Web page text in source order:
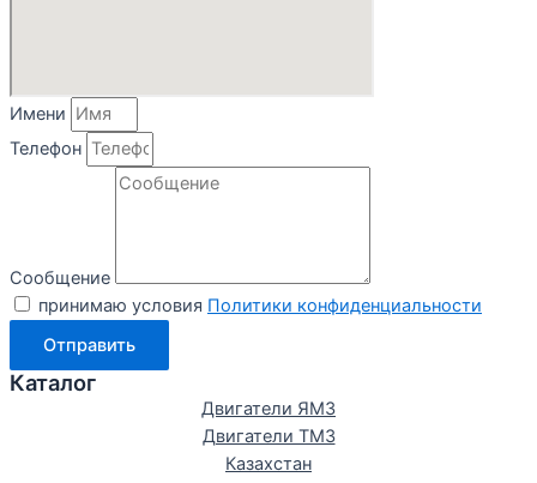
Имени
Телефон
Сообщение
принимаю условия Политики конфиденциальности
Отправить
Каталог
Двигатели ЯМЗ
Двигатели ТМЗ
Казахстан